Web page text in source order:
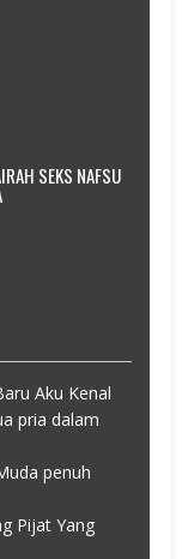
SEKS NAFSU
Aku Kenal
pria dalam
penuh
Pijat Yang